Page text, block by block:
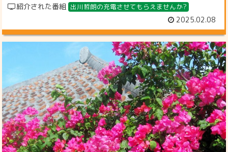
紹介された番組 出川哲朗の充電させてもらえませんか?
2025.02.08